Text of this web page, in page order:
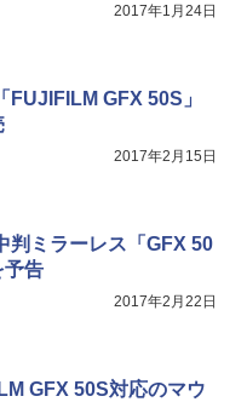
2017年1月24日
FUJIFILM GFX 50S」
2017年2月15日
判ミラーレス「GFX 50
予告
2017年2月22日
GFX 50S対応のマウ